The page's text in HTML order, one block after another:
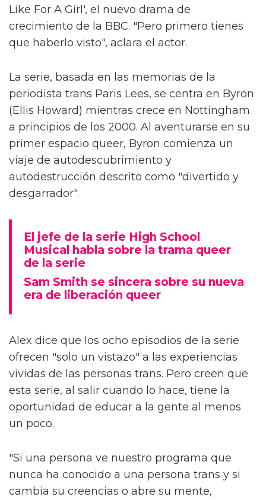
Like For A Girl', el nuevo drama de
crecimiento de la BBC. "Pero primero tienes
que haberlo visto", aclara el actor.
La serie, basada en las memorias de la
periodista trans Paris Lees, se centra en Byron
(Ellis Howard) mientras crece en Nottingham
a principios de los 2000. Al aventurarse en su
primer espacio queer, Byron comienza un
viaje de autodescubrimiento y
autodestrucción descrito como "divertido y
desgarrador".
El jefe de la serie High School
Musical habla sobre la trama queer
de la serie
Sam Smith se sincera sobre su nueva
era de liberación queer
Alex dice que los ocho episodios de la serie
ofrecen "solo un vistazo" a las experiencias
vividas de las personas trans. Pero creen que
esta serie, al salir cuando lo hace, tiene la
oportunidad de educar a la gente al menos
un poco.
"Si una persona ve nuestro programa que
nunca ha conocido a una persona trans y si
cambia su creencias o abre su mente,